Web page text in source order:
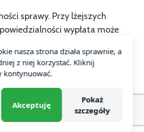
nasza strona działa sprawnie, a
z niej korzystać. Kliknij
kontynuować.
Akceptuję
Pokaż
szczegóły
sprawy. Przy lżejszych
wypłata może
Gdy uraz jest poważny,
na diagnozę
i rozmowy z
że trwa to rok lub dłużej, a
nie ma porozumienia, sprawa